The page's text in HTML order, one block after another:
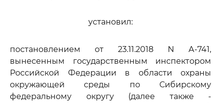
установил:
постановлением от 23.11.2018 N А-741,
вынесенным государственным инспектором
Российской Федерации в области охраны
окружающей среды по Сибирскому
федеральному округу (далее также -